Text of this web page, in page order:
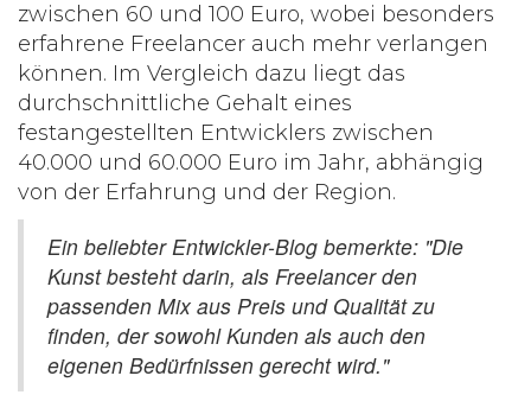
zwischen 60 und 100 Euro, wobei besonders
erfahrene Freelancer auch mehr verlangen
können. Im Vergleich dazu liegt das
durchschnittliche Gehalt eines
festangestellten Entwicklers zwischen
40.000 und 60.000 Euro im Jahr, abhängig
von der Erfahrung und der Region.
Ein beliebter Entwickler-Blog bemerkte: "Die
Kunst besteht darin, als Freelancer den
passenden Mix aus Preis und Qualität zu
finden, der sowohl Kunden als auch den
eigenen Bedürfnissen gerecht wird."